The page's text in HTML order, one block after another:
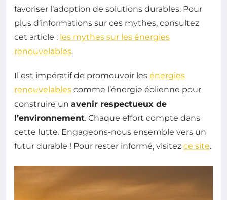
favoriser l’adoption de solutions durables. Pour
plus d’informations sur ces mythes, consultez
cet article : les mythes sur les énergies
renouvelables.
Il est impératif de promouvoir les énergies
renouvelables comme l’énergie éolienne pour
construire un avenir respectueux de
l’environnement. Chaque effort compte dans
cette lutte. Engageons-nous ensemble vers un
futur durable ! Pour rester informé, visitez ce site.